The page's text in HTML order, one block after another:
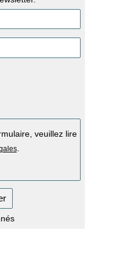
veuillez lire
.